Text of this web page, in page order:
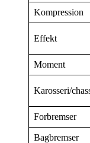
Kompression
Effekt
Moment
Karosseri/
Forbremser
Bagbremser